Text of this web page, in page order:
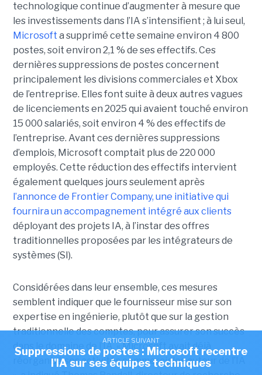
ARTICLE SUIVANT
Suppressions de postes : Microsoft recentre
l'IA sur ses équipes techniques
technologique continue d’augmenter à mesure que
les investissements dans l’IA s’intensifient ; à lui seul,
Microsoft a supprimé cette semaine environ 4 800
postes, soit environ 2,1 % de ses effectifs. Ces
dernières suppressions de postes concernent
principalement les divisions commerciales et Xbox
de l’entreprise. Elles font suite à deux autres vagues
de licenciements en 2025 qui avaient touché environ
15 000 salariés, soit environ 4 % des effectifs de
l’entreprise. Avant ces dernières suppressions
d’emplois, Microsoft comptait plus de 220 000
employés. Cette réduction des effectifs intervient
également quelques jours seulement après
l’annonce de Frontier Company, une initiative qui
fournira un accompagnement intégré aux clients
déployant des projets IA, à l’instar des offres
traditionnelles proposées par les intégrateurs de
systèmes (SI).
Considérées dans leur ensemble, ces mesures
semblent indiquer que le fournisseur mise sur son
expertise en ingénierie, plutôt que sur la gestion
traditionnelle des comptes, pour assurer sonsuccès
dans le domaine de l’IA . « Microsoft avait déjà
réorganisé ses activités commerciales autour de l’IA